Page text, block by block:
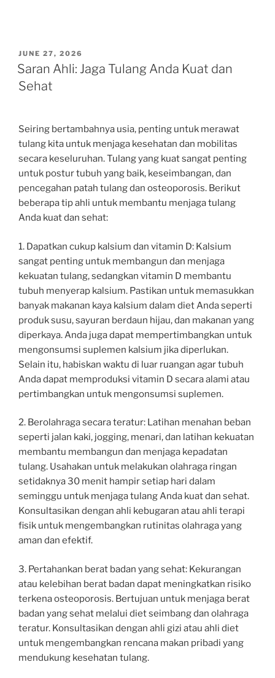
POSTED
ON
JUNE 27, 2026
Saran Ahli: Jaga Tulang Anda Kuat dan
Sehat
Seiring bertambahnya usia, penting untuk merawat
tulang kita untuk menjaga kesehatan dan mobilitas
secara keseluruhan. Tulang yang kuat sangat penting
untuk postur tubuh yang baik, keseimbangan, dan
pencegahan patah tulang dan osteoporosis. Berikut
beberapa tip ahli untuk membantu menjaga tulang
Anda kuat dan sehat:
1. Dapatkan cukup kalsium dan vitamin D: Kalsium
sangat penting untuk membangun dan menjaga
kekuatan tulang, sedangkan vitamin D membantu
tubuh menyerap kalsium. Pastikan untuk memasukkan
banyak makanan kaya kalsium dalam diet Anda seperti
produk susu, sayuran berdaun hijau, dan makanan yang
diperkaya. Anda juga dapat mempertimbangkan untuk
mengonsumsi suplemen kalsium jika diperlukan.
Selain itu, habiskan waktu di luar ruangan agar tubuh
Anda dapat memproduksi vitamin D secara alami atau
pertimbangkan untuk mengonsumsi suplemen.
2. Berolahraga secara teratur: Latihan menahan beban
seperti jalan kaki, jogging, menari, dan latihan kekuatan
membantu membangun dan menjaga kepadatan
tulang. Usahakan untuk melakukan olahraga ringan
setidaknya 30 menit hampir setiap hari dalam
seminggu untuk menjaga tulang Anda kuat dan sehat.
Konsultasikan dengan ahli kebugaran atau ahli terapi
fisik untuk mengembangkan rutinitas olahraga yang
aman dan efektif.
3. Pertahankan berat badan yang sehat: Kekurangan
atau kelebihan berat badan dapat meningkatkan risiko
terkena osteoporosis. Bertujuan untuk menjaga berat
badan yang sehat melalui diet seimbang dan olahraga
teratur. Konsultasikan dengan ahli gizi atau ahli diet
untuk mengembangkan rencana makan pribadi yang
mendukung kesehatan tulang.